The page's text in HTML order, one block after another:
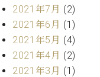
房
ブ
グ
ア
ク
2021年7月 (2)
2021年6月 (1)
2021年5月 (4)
2021年4月 (2)
2021年3月 (1)